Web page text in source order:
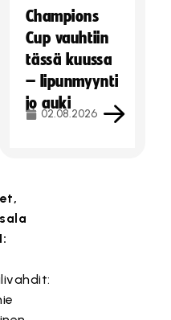
Champions
Cup vauhtiin
tässä kuussa
– lipunmyynti
jo auki
02.08.2026